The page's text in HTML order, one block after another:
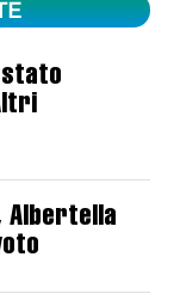
stato
Albertella